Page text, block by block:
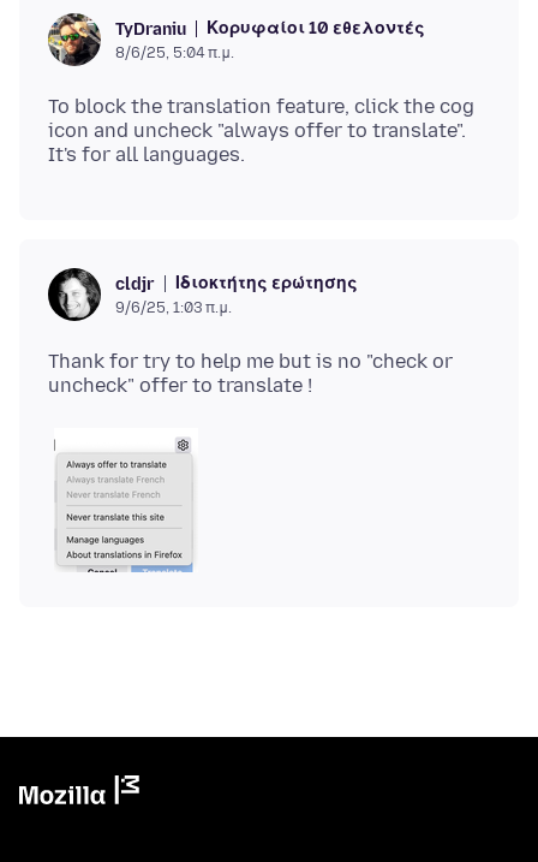
TyDraniu Κορυφαίοι 10 εθελοντές
8/6/25, 5:04 π.μ.
To block the translation feature, click the cog
icon and uncheck "always offer to translate".
cldjr Ιδιοκτήτης ερώτησης
9/6/25, 1:03 π.μ.
Thank for try to help me but is no "check or